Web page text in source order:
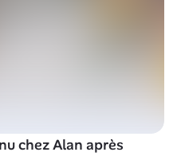
chez Alan après